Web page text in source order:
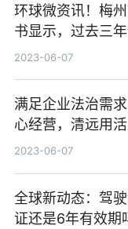
环球微资讯！梅
书显示，过去三
保护工作全面提升
2023-06-07
满足企业法治需
心经营，清远用
护航经济发展-环
2023-06-07
全球新动态：驾
证还是6年有效期